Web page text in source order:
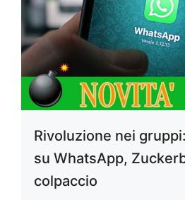
Rivoluzione nei
su WhatsApp,
colpaccio